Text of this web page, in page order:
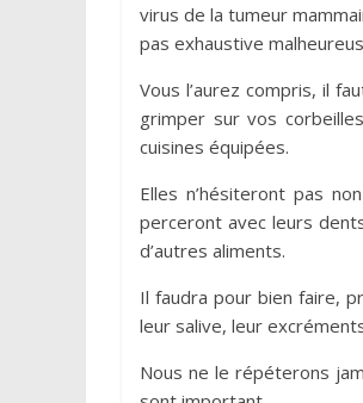
virus de la tumeur
pas exhaustive
Vous l’aurez compris, il
grimper sur vos
cuisines équipées.
Elles n’hésiteront pas
perceront avec leurs
d’autres aliments.
Il faudra pour bien faire,
leur salive, leur
Nous ne le répéterons